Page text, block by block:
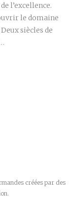
l’excellence.
le domaine
siècles de
créées par des